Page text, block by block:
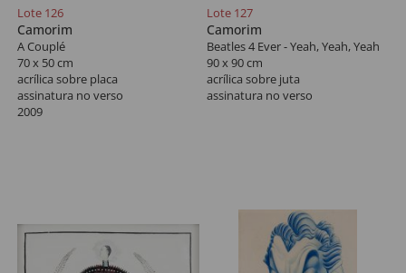
Lote 126
Camorim
A Couplé
70 x 50 cm
acrílica sobre placa
assinatura no verso
2009
Lote 127
Camorim
Beatles 4 Ever - Yeah, Yeah, Yeah
90 x 90 cm
acrílica sobre juta
assinatura no verso